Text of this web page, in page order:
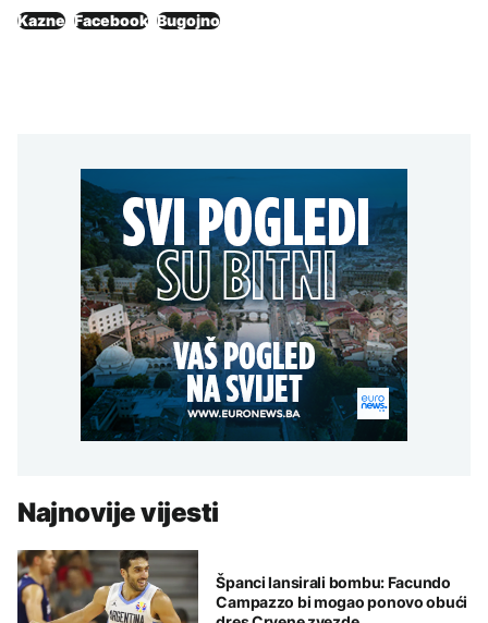
Kazne Facebook Bugojno
Najnovije vijesti
Španci lansirali bombu: Facundo
Campazzo bi mogao ponovo obući